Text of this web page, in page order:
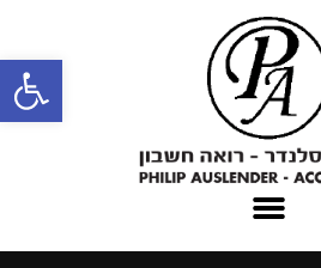
פתח סרגל נגישות